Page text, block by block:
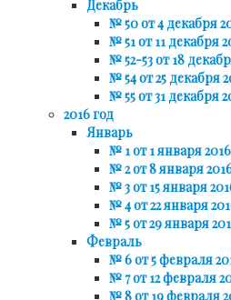
Декабрь
№ 50 от 4 декабря
№ 51 от 11 декабря
№ 52-53 от 18
№ 54 от 25 декабря
№ 55 от 31 декабря
2016 год
Январь
№ 1 от 1 января
№ 2 от 8 января
№ 3 от 15 января
№ 4 от 22 января
№ 5 от 29 января
Февраль
№ 6 от 5 февраля
№ 7 от 12 февраля
№ 8 от 19 февраля